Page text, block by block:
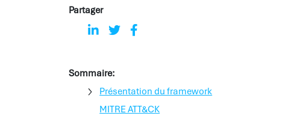
Partager
Sommaire:
Présentation du framework
MITRE ATT&CK